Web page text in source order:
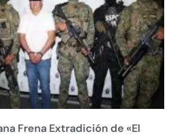
Frena Extradición de «El